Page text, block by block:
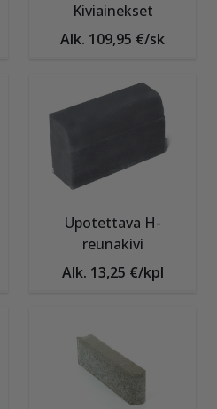
Kiviainekset
Alk. 109,95 €/sk
Upotettava H-
reunakivi
Alk. 13,25 €/kpl